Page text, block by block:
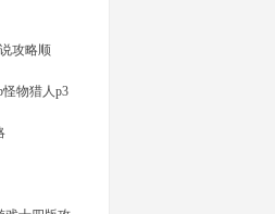
攻略顺
怪物猎人p3